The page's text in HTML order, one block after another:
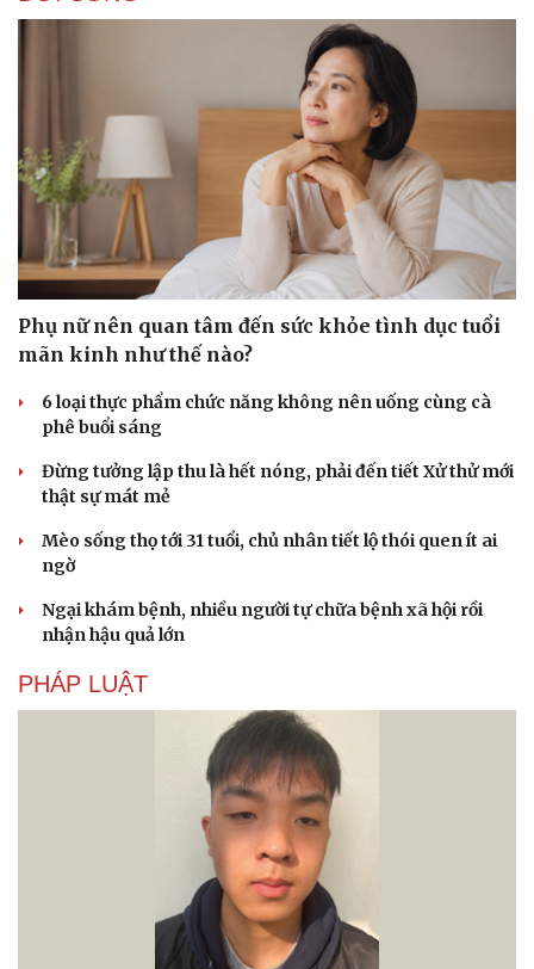
Phụ nữ nên quan tâm đến sức khỏe tình dục tuổi
mãn kinh như thế nào?
6 loại thực phẩm chức năng không nên uống cùng cà
phê buổi sáng
Đừng tưởng lập thu là hết nóng, phải đến tiết Xử thử mới
thật sự mát mẻ
Mèo sống thọ tới 31 tuổi, chủ nhân tiết lộ thói quen ít ai
ngờ
Ngại khám bệnh, nhiều người tự chữa bệnh xã hội rồi
nhận hậu quả lớn
PHÁP LUẬT